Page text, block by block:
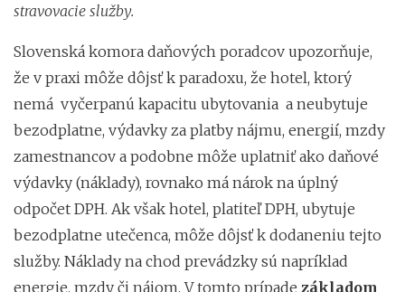
stravovacie služby.
Slovenská komora daňových poradcov upozorňuje,
že v praxi môže dôjsť k paradoxu, že hotel, ktorý
nemá vyčerpanú kapacitu ubytovania a neubytuje
bezodplatne, výdavky za platby nájmu, energií, mzdy
zamestnancov a podobne môže uplatniť ako daňové
výdavky (náklady), rovnako má nárok na úplný
odpočet DPH. Ak však hotel, platiteľ DPH, ubytuje
bezodplatne utečenca, môže dôjsť k dodaneniu tejto
služby. Náklady na chod prevádzky sú napríklad
energie, mzdy či nájom. V tomto prípade základom